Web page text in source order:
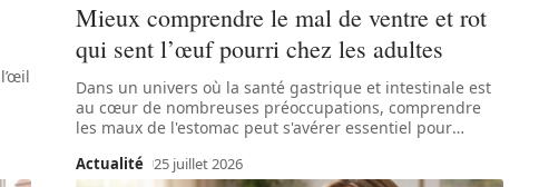
Mieux comprendre le mal de ventre et rot
qui sent l’œuf pourri chez les adultes
Dans un univers où la santé gastrique et intestinale est
au cœur de nombreuses préoccupations, comprendre
les maux de l'estomac peut s'avérer essentiel pour…
Actualité 25 juillet 2026